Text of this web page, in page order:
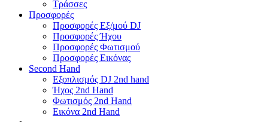
Τράσσες
Προσφορές
Προσφορές Εξ/μού DJ
Προσφορές Ήχου
Προσφορές Φωτισμού
Προσφορές Εικόνας
Second Hand
Εξοπλισμός DJ 2nd hand
Ήχος 2nd Hand
Φωτισμός 2nd Hand
Εικόνα 2nd Hand